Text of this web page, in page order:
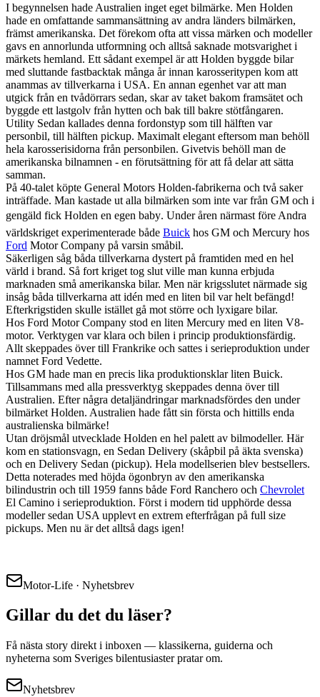
I begynnelsen hade Australien inget eget bilmärke. Men Holden
hade en omfattande sammansättning av andra länders bilmärken,
främst amerikanska. Det förekom ofta att vissa märken och modeller
gavs en annorlunda utformning och alltså saknade motsvarighet i
märkets hemland. Ett sådant exempel är att Holden byggde bilar
med sluttande fastbacktak många år innan karosseritypen kom att
anammas av tillverkarna i USA. En annan egenhet var att man
utgick från en tvådörrars sedan, skar av taket bakom framsätet och
byggde ett lastgolv från hytten och bak till bakre stötfångaren.
Utility Sedan kallades denna fordonstyp som till hälften var
personbil, till hälften pickup. Maximalt elegant eftersom man behöll
hela karosserisidorna från personbilen. Givetvis behöll man de
amerikanska bilnamnen - en förutsättning för att få delar att sätta
samman.
På 40-talet köpte General Motors Holden-fabrikerna och två saker
inträffade. Man kastade ut alla bilmärken som inte var från GM och i
gengäld fick Holden en egen baby. Under åren närmast före Andra
världskriget experimenterade både Buick hos GM och Mercury hos
Ford Motor Company på varsin småbil.
Säkerligen såg båda tillverkarna dystert på framtiden med en hel
värld i brand. Så fort kriget tog slut ville man kunna erbjuda
marknaden små amerikanska bilar. Men när krigsslutet närmade sig
insåg båda tillverkarna att idén med en liten bil var helt befängd!
Efterkrigstiden skulle istället gå mot större och lyxigare bilar.
Hos Ford Motor Company stod en liten Mercury med en liten V8-
motor. Verktygen var klara och bilen i princip produktionsfärdig.
Allt skeppades över till Frankrike och sattes i serieproduktion under
namnet Ford Vedette.
Hos GM hade man en precis lika produktionsklar liten Buick.
Tillsammans med alla pressverktyg skeppades denna över till
Australien. Efter några detaljändringar marknadsfördes den under
bilmärket Holden. Australien hade fått sin första och hittills enda
australienska bilmärke!
Utan dröjsmål utvecklade Holden en hel palett av bilmodeller. Här
kom en stationsvagn, en Sedan Delivery (skåpbil på äkta svenska)
och en Delivery Sedan (pickup). Hela modellserien blev bestsellers.
Detta noterades med höjda ögonbryn av den amerikanska
bilindustrin och till 1959 fanns både Ford Ranchero och Chevrolet
El Camino i serieproduktion. Först i modern tid upphörde dessa
modeller sedan USA upplevt en extrem efterfrågan på full size
pickups. Men nu är det alltså dags igen!
Motor-Life · Nyhetsbrev
Gillar du det du läser?
Få nästa story direkt i inboxen — klassikerna, guiderna och
nyheterna som Sveriges bilentusiaster pratar om.
Nyhetsbrev